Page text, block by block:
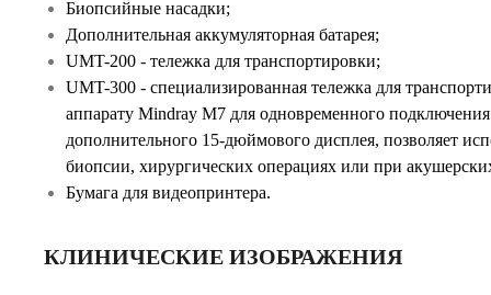
Биопсийные насадки;
Дополнительная аккумуляторная батарея;
UMT-200 - тележка для транспортировки;
UMT-300 - специализированная тележка для
аппарату Mindray M7 для одновременного
дополнительного 15-дюймового дисплея, позволяет
биопсии, хирургических операциях или при
Бумага для видеопринтера.
КЛИНИЧЕСКИЕ ИЗОБРАЖЕНИЯ